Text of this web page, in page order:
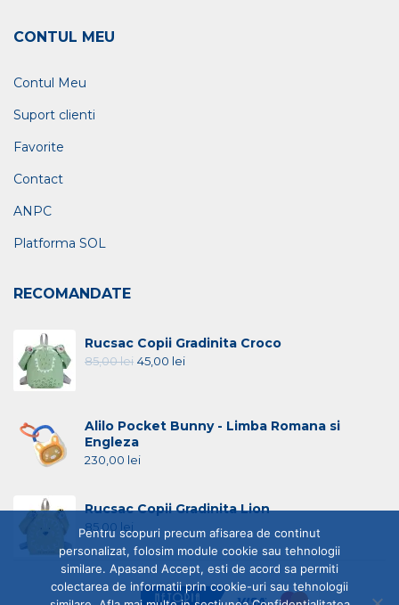
CONTUL MEU
Contul Meu
Suport clienti
Favorite
Contact
ANPC
Platforma SOL
RECOMANDATE
Rucsac Copii Gradinita Croco
85,00lei 45,00 lei
Alilo Pocket Bunny - Limba Romana si
Engleza
230,00 lei
Rucsac Copii Gradinita Lion
85,00 lei
Pentru scopuri precum afisarea de continut
personalizat, folosim module cookie sau tehnologii
similare. Apasand Accept, esti de acord sa permiti
colectarea de informatii prin cookie-uri sau tehnologii